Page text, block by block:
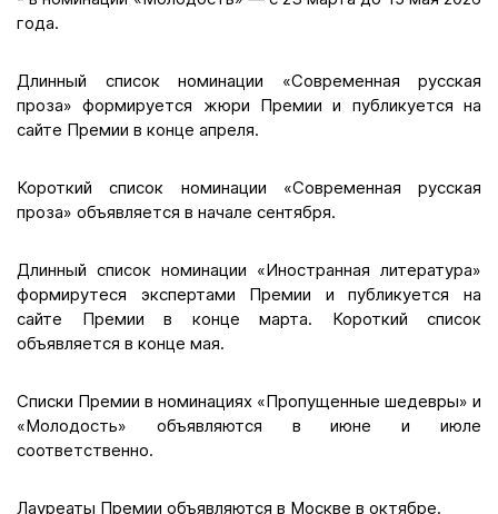
года.
Длинный список номинации «Современная русская
проза» формируется жюри Премии и публикуется на
сайте Премии в конце апреля.
Короткий список номинации «Современная русская
проза» объявляется в начале сентября.
Длинный список номинации «Иностранная литература»
формирутеся экспертами Премии и публикуется на
сайте Премии в конце марта. Короткий список
объявляется в конце мая.
Списки Премии в номинациях «Пропущенные шедевры» и
«Молодость» объявляются в июне и июле
соответственно.
Лауреаты Премии объявляются в Москве в октябре.